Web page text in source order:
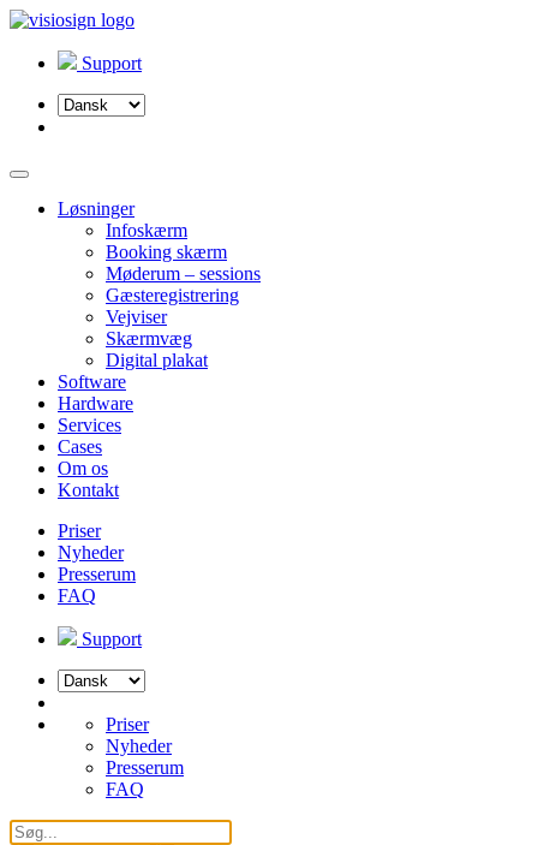
Support
Vælg
Løsninger
Infoskærm
Booking skærm
Møderum – sessions
Gæsteregistrering
Vejviser
Skærmvæg
Digital plakat
Software
Hardware
Services
Cases
Om os
Kontakt
Priser
Nyheder
Presserum
FAQ
Support
Vælg
Priser
Nyheder
Presserum
FAQ